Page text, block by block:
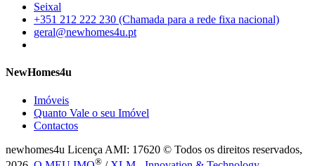
Seixal
+351 212 222 230 (Chamada para a rede fixa nacional)
geral@newhomes4u.pt
NewHomes4u
Imóveis
Quanto Vale o seu Imóvel
Contactos
newhomes4u Licença AMI: 17620 © Todos os direitos reservados,
®